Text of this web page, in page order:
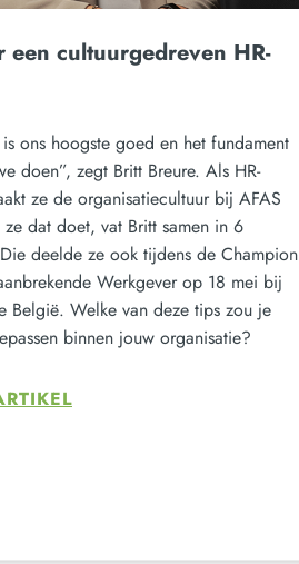
een cultuurgedreven HR-
ons hoogste goed en het fundament
doen”, zegt Britt Breure. Als HR-
ze de organisatiecultuur bij AFAS
dat doet, vat Britt samen in 6
deelde ze ook tijdens de Champion
Werkgever op 18 mei bij
België. Welke van deze tips zou je
binnen jouw organisatie?